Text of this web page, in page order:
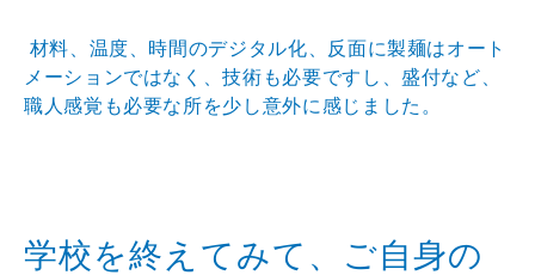
材料、温度、時間のデジタル化、反面に製麺はオート
メーションではなく、技術も必要ですし、盛付など、
職人感覚も必要な所を少し意外に感じました。
学校を終えてみて、ご自身の